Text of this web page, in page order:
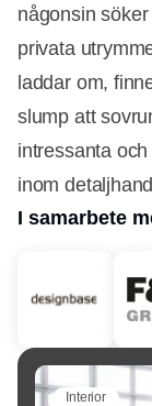
någonsin
privata
laddar om,
slump att
intressanta
inom
I samarbete
Interior